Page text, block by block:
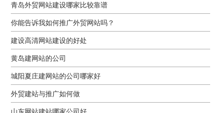
青岛外贸网站建设哪家比较靠谱
你能告诉我如何推广外贸网站吗？
建设高清网站建设的好处
黄岛建网站的公司
城阳夏庄建网站的公司哪家好
外贸建站与推广如何做
山东网站建站哪家公司好